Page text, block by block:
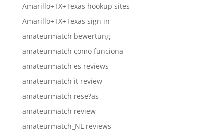
Amarillo+TX+Texas hookup sites
Amarillo+TX+Texas sign in
amateurmatch bewertung
amateurmatch como funciona
amateurmatch es reviews
amateurmatch it review
amateurmatch rese?as
amateurmatch review
amateurmatch_NL reviews